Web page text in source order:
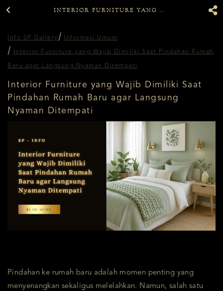
INTERIOR FURNITURE YANG WAJIB DIMILIKI SAAT PINDAHAN RUMAH BARU AGAR LANGSUNG NYAMAN DITEMPATI
Info SP Gallery Informasi Umum
Interior Furniture yang Wajib Dimiliki Saat Pindahan Rumah
Baru agar Langsung Nyaman Ditempati
Interior Furniture yang Wajib Dimiliki Saat
Pindahan Rumah Baru agar Langsung
Nyaman Ditempati
Pindahan ke rumah baru adalah momen penting yang
menyenangkan sekaligus melelahkan. Namun, salah satu